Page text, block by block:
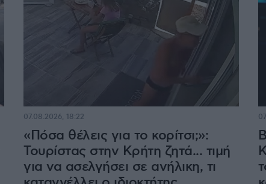
«Πόσα θέλεις για το κορίτσι;»:
Τουρίστας στην Κρήτη ζητά... τιμή
για να ασελγήσει σε ανήλικη, τι
07.08.2026, 18:22